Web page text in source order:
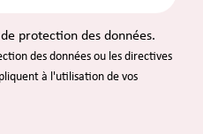
protection des données.
des données ou les directives
à l'utilisation de vos